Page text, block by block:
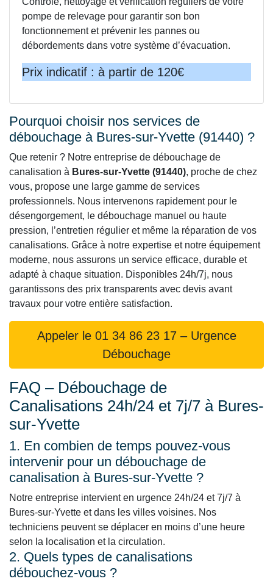
pompe de relevage pour garantir son bon
fonctionnement et prévenir les pannes ou
débordements dans votre système d’évacuation.
Prix indicatif : à partir de 120€
Pourquoi choisir nos services de
débouchage à Bures-sur-Yvette (91440) ?
Que retenir ? Notre entreprise de débouchage de
canalisation à Bures-sur-Yvette (91440), proche de chez
vous, propose une large gamme de services
professionnels. Nous intervenons rapidement pour le
désengorgement, le débouchage manuel ou haute
pression, l’entretien régulier et même la réparation de vos
canalisations. Grâce à notre expertise et notre équipement
moderne, nous assurons un service efficace, durable et
adapté à chaque situation. Disponibles 24h/7j, nous
garantissons des prix transparents avec devis avant
travaux pour votre entière satisfaction.
Appeler le 01 34 86 23 17 – Urgence
Débouchage
FAQ – Débouchage de
Canalisations 24h/24 et 7j/7 à Bures-
sur-Yvette
1. En combien de temps pouvez-vous
intervenir pour un débouchage de
canalisation à Bures-sur-Yvette ?
Notre entreprise intervient en urgence 24h/24 et 7j/7 à
Bures-sur-Yvette et dans les villes voisines. Nos
techniciens peuvent se déplacer en moins d’une heure
selon la localisation et la circulation.
2. Quels types de canalisations
débouchez-vous ?